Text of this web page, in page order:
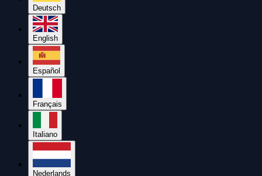
Deutsch
English
Español
Français
Italiano
Nederlands